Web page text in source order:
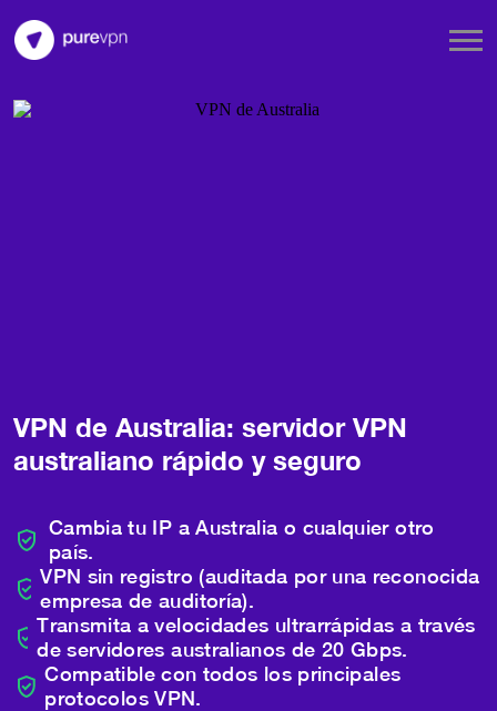
VPN de Australia: servidor VPN
australiano rápido y seguro
Cambia tu IP a Australia o cualquier otro
país.
VPN sin registro (auditada por una reconocida
empresa de auditoría).
Transmita a velocidades ultrarrápidas a través
de servidores australianos de 20 Gbps.
Compatible con todos los principales
protocolos VPN.